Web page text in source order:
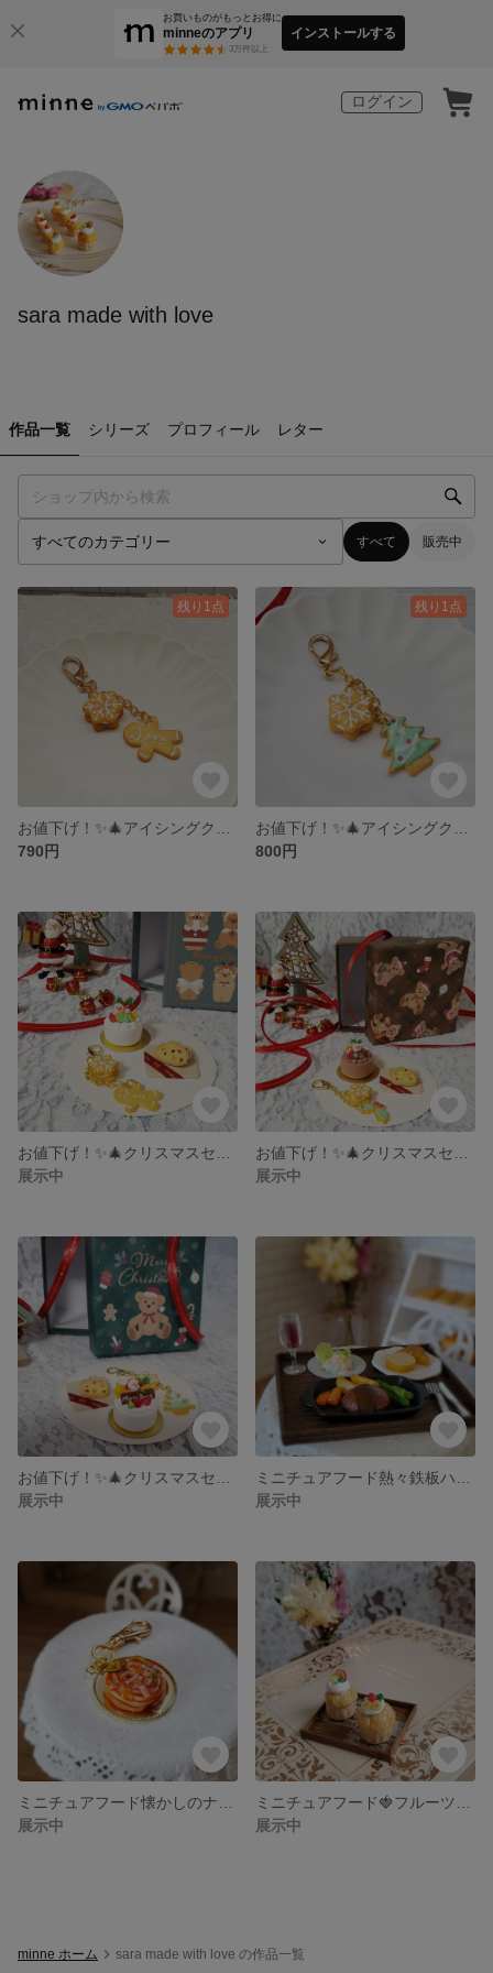
お買いものがもっとお得に
minneのアプリ
3万件以上
インストールする
ログイン
sara made with love
作品一覧 シリーズ プロフィール レター
すべて 販売中
残り1点
790円
残り1点
800円
展示中
展示中
展示中
展示中
展示中
展示中
minne ホーム sara made with love の作品一覧